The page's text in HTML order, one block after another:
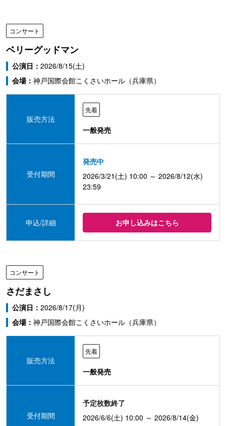
コンサート
ベリーグッドマン
公演日： 2026/8/15(土)
会場： 神戸国際会館こくさいホール（兵庫県）
販売方法
先着
一般発売
受付期間
発売中
2026/3/21(土) 10:00 ～ 2026/8/12(水)
23:59
申込/詳細 お申し込みはこちら
コンサート
さだまさし
公演日： 2026/8/17(月)
会場： 神戸国際会館こくさいホール（兵庫県）
販売方法
先着
一般発売
受付期間
予定枚数終了
2026/6/6(土) 10:00 ～ 2026/8/14(金)